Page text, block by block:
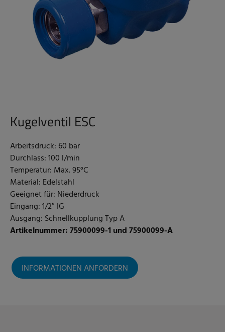
Kugelventil ESC
Arbeitsdruck: 60 bar
Durchlass: 100 l/min
Temperatur: Max. 95°C
Material: Edelstahl
Geeignet für: Niederdruck
Eingang: 1/2″ IG
Ausgang: Schnellkupplung Typ A
Artikelnummer: 75900099-1 und 75900099-A
INFORMATIONEN ANFORDERN